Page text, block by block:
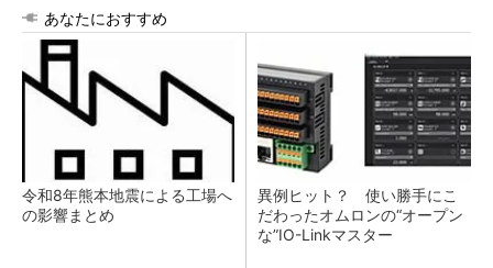
あなたにおすすめ
令和8年熊本地震による工場へ
の影響まとめ
異例ヒット？ 使い勝手にこ
だわったオムロンの“オープン
な”IO-Linkマスター